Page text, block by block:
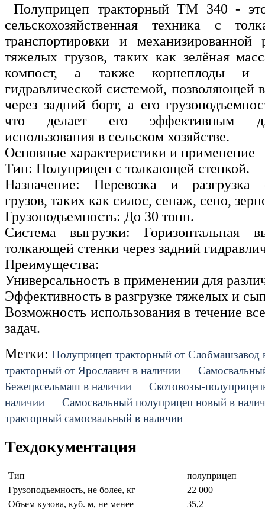
Полуприцеп тракторный TM 340 - это
сельскохозяйственная техника с
транспортировки и механизированной
тяжелых грузов, таких как зелёная
компост, а также корнеплоды и
гидравлической системой, позволяющей
через задний борт, а его
что делает его эффективным
использования в сельском хозяйстве.
Основные характеристики и применение
Тип: Полуприцеп с толкающей стенкой.
Назначение: Перевозка и разгрузка
грузов, таких как силос, сенаж, сено,
Грузоподъемность: До 30 тонн.
Система выгрузки: Горизонтальная
толкающей стенки через задний
Преимущества:
Универсальность в применении для
Эффективность в разгрузке тяжелых и
Возможность использования в течение
задач.
Метки: Полуприцеп тракторный от Слобмашзавод
тракторный от Ярославич в наличии
Бежецксельмаш в наличии
Скотовозы-
наличии
Самосвальный полуприцеп новый в
тракторный самосвальный в наличии
Техдокументация
Тип
полуприцеп
Грузоподъемность, не более, кг
22 000
Объем кузова, куб. м, не менее
35,2